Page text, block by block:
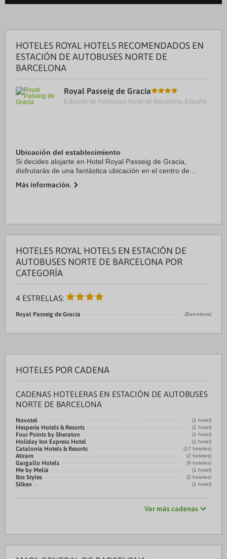
HOTELES ROYAL HOTELS RECOMENDADOS EN
ESTACIÓN DE AUTOBUSES NORTE DE
BARCELONA
Royal Passeig de Gracia
Estación de Autobuses Norte de Barcelona, España.
Ubicación del establecimiento
Si decides alojarte en Hotel Royal Passeig de Gracia,
disfrutarás de una fantástica ubicación en el centro de
de Plaza de Catalunya. Además, este ...
Más información.
HOTELES ROYAL HOTELS EN ESTACIÓN DE
AUTOBUSES NORTE DE BARCELONA POR
CATEGORÍA
4 ESTRELLAS:
Royal Passeig de Gracia (Barcelona)
HOTELES POR CADENA
CADENAS HOTELERAS EN ESTACIÓN DE AUTOBUSES
NORTE DE BARCELONA
Novotel (1 hotel)
Hesperia Hotels & Resorts (1 hotel)
Four Points by Sheraton (1 hotel)
Holiday Inn Express Hotel (1 hotel)
Catalonia Hotels & Resorts (17 hoteles)
Atiram (2 hoteles)
Gargallo Hotels (9 hoteles)
Me by Meliá (1 hotel)
Ibis Styles (2 hoteles)
Silken (1 hotel)
Ver más cadenas